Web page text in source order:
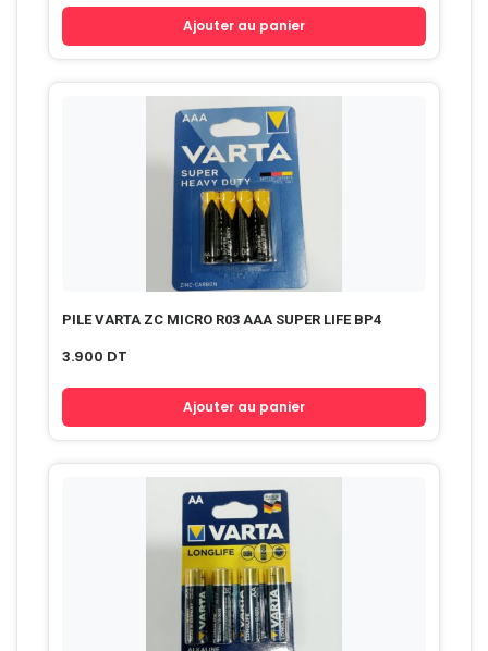
Ajouter au panier
PILE VARTA ZC MICRO R03 AAA SUPER LIFE BP4
3.900 DT
Ajouter au panier